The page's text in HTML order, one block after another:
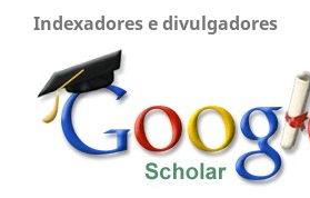
Indexadores e divulgadores